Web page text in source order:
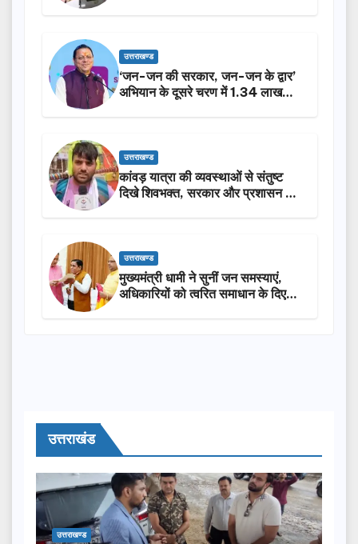
उत्तराखण्ड
‘जन-जन की सरकार, जन-जन के द्वार’
अभियान के दूसरे चरण में 1.34 लाख
उत्तराखण्ड
कांवड़ यात्रा की व्यवस्थाओं से संतुष्ट
दिखे शिवभक्त, सरकार और प्रशासन की
उत्तराखण्ड
मुख्यमंत्री धामी ने सुनीं जन समस्याएं,
अधिकारियों को त्वरित समाधान के दिए
उत्तराखंड
उत्तराखण्ड